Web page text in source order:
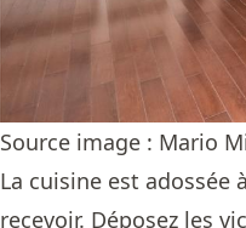
Source image : Mario
La cuisine est adossée
recevoir. Déposez les